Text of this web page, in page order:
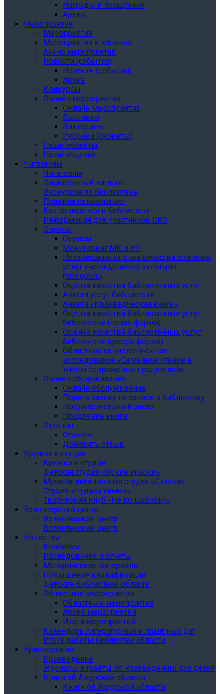
Награды и поощрения
Архив
Мероприятия
Мероприятия
Мероприятия к юбилею
Анонс мероприятий
Новости (события)
Новости (события)
Архив
Конкурсы
Онлайн мероприятия
Онлайн мероприятия
Выставки
Викторины
Рубрики (сюжеты)
Наши проекты
Наши издания
Читателям
Читателям
Электронный каталог
Экскурсия по библиотеке
Правила пользования
Как записаться в библиотеку
Информация для участников СВО
Опросы
Опросы
Мониторинг МК и НП
Независимая оценка качества оказания
услуг учреждениями культуры
(bus.gov.ru)
Оценка качества библиотечных услуг
Анкета услуг библиотеки
Анкета «Краеведческая книга»
Oценка качества библиотечных услуг
библиотеки (новая форма)
Oценка качества библиотечных услуг
библиотеки (google форма)
Областное социологическое
исследование «Семейное чтение в
жизни современных родителей»
Онлайн обслуживание
Онлайн обслуживание
Подать заявку на запись в библиотеку
Предварительный заказ
Продление книги
Отзывы
Отзывы
Добавить отзыв
Кружки и студии
Кружки и студии
Детская студия «Яркие краски»
Мультипликационная студия «Сказка»
Студия «Чудеса химии»
Творческий клуб «Не по шаблону»
Волонтерский центр
Волонтерский центр
Волонтерский центр
Коллегам
Коллегам
Исследования и отчеты
Методические материалы
Повышение квалификации
Детские библиотеки области
Областные мероприятия
Областные мероприятия
Архив мероприятий
Итоги мероприятий
Календарь литературных и памятных дат
Итоги работы библиотек области
Краеведение
Краеведение
Журналы и газеты по краеведению для детей
Книги об Амурской области
Книги об Амурской области